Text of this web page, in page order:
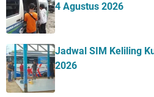
4 Agustus 2026
Jadwal SIM Keliling
2026